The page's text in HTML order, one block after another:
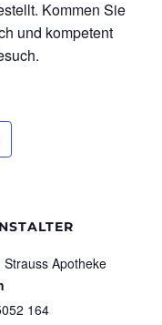
Kommen Sie
und kompetent
Strauss Apotheke
164